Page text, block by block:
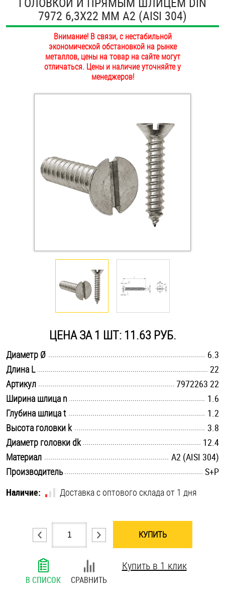
ОПЛАТА И ДОСТАВКА
НАШИ МАГАЗИНЫ
Втулки
Дюбели
Дюймовый крепёж
Инструмент
Крюки, кольца с метрической резьбой
Крюки, кольца с шурупной резьбой
Оснастка и аксессуары для яхт
Саморезы и шурупы
Стопорные кольца
Такелаж
Хомуты
Шайбы
Шпильки
Шплинты
Штифты и пальцы
7972 6,3Х22 ММ А2 (AISI 304)
Внимание! В связи, с нестабильной
экономической обстановкой на рынке
металлов, цены на товар на сайте могут
отличаться. Цены и наличие уточняйте у
менеджеров!
ЦЕНА ЗА 1 ШТ: 11.63 РУБ.
Диаметр Ø
6.3
Длина L
22
Артикул
7972263 22
Ширина шлица n
1.6
Глубина шлица t
1.2
Высота головки k
3.8
Диаметр головки dk
12.4
Материал
А2 (AISI 304)
Производитель
S+P
Наличие:
Доставка с оптового склада от 1 дня
КУПИТЬ
В СПИСОК СРАВНИТЬ
Купить в 1 клик